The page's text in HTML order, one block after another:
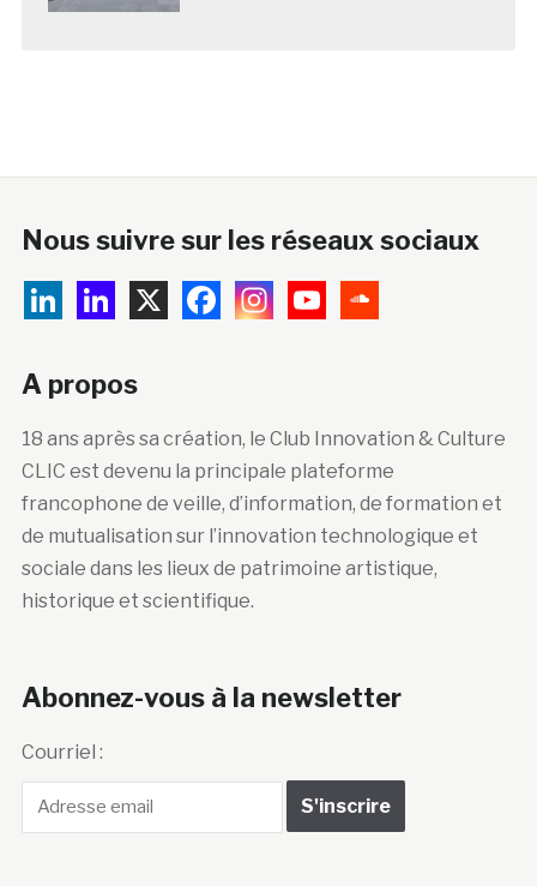
Nous suivre sur les réseaux sociaux
A propos
18 ans après sa création, le Club Innovation & Culture
CLIC est devenu la principale plateforme
francophone de veille, d’information, de formation et
de mutualisation sur l’innovation technologique et
sociale dans les lieux de patrimoine artistique,
historique et scientifique.
Abonnez-vous à la newsletter
Courriel :